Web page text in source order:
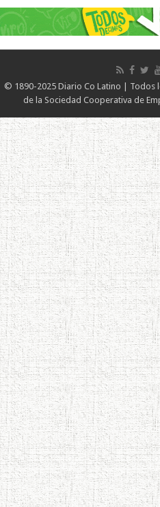
© 1890-2025 Diario Co Latino | Todos
de la Sociedad Cooperativa de